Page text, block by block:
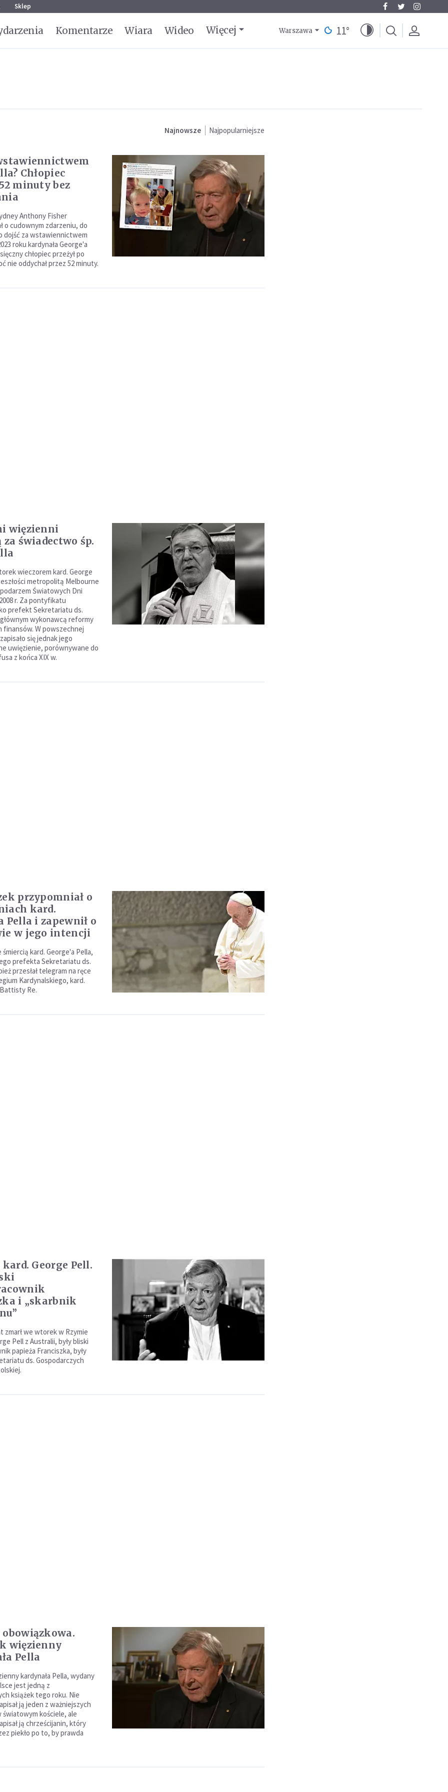
Sklep
Komentarze Wiara Wideo Więcej Warszawa 11°
Najnowsze Najpopularniejsze
Chłopiec
minuty bez
Anthony Fisher
o cudownym zdarzeniu, do
dojść za wstawiennictwem
roku kardynała George'a
chłopiec przeżył po
nie oddychał przez 52 minuty.
więzienni
za świadectwo śp.
wieczorem kard. George
metropolitą Melbourne
Światowych Dni
r. Za pontyfikatu
prefekt Sekretariatu ds.
głównym wykonawcą reformy
finansów. W powszechnej
się jednak jego
uwięzienie, porównywane do
z końca XIX w.
przypomniał o
kard.
Pella i zapewnił o
w jego intencji
śmiercią kard. George'a Pella,
prefekta Sekretariatu ds.
przesłał telegram na ręce
Kardynalskiego, kard.
Re.
George Pell.
i „skarbnik
zmarł we wtorek w Rzymie
Pell z Australii, były bliski
papieża Franciszka, były
ds. Gospodarczych
więzienny
Pella
kardynała Pella, wydany
jest jedną z
książek tego roku. Nie
ją jeden z ważniejszych
kościele, ale
ją chrześcijanin, który
piekło po to, by prawda